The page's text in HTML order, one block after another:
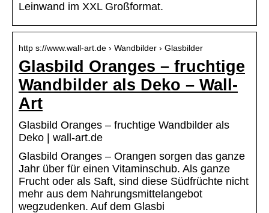
Leinwand im XXL Großformat.
http s://www.wall-art.de › Wandbilder › Glasbilder
Glasbild Oranges – fruchtige
Wandbilder als Deko – Wall-
Art
Glasbild Oranges – fruchtige Wandbilder als
Deko | wall-art.de
Glasbild Oranges – Orangen sorgen das ganze
Jahr über für einen Vitaminschub. Als ganze
Frucht oder als Saft, sind diese Südfrüchte nicht
mehr aus dem Nahrungsmittelangebot
wegzudenken. Auf dem Glasbi